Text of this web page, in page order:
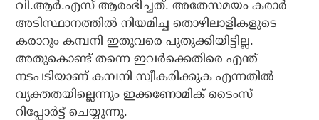
വി.ആര്‍.എസ് ആരംഭിച്ചത്. അതേസമയം കരാര്‍
അടിസ്ഥാനത്തില്‍ നിയമിച്ച തൊഴിലാളികളുടെ
കരാറും കമ്പനി ഇതുവരെ പുതുക്കിയിട്ടില്ല.
അതുകൊണ്ട് തന്നെ ഇവര്‍ക്കെതിരെ എന്ത്
നടപടിയാണ് കമ്പനി സ്വീകരിക്കുക എന്നതില്‍
വ്യക്തതയില്ലെന്നും ഇക്കണോമിക് ടൈംസ്
റിപ്പോര്‍ട്ട് ചെയ്യുന്നു.